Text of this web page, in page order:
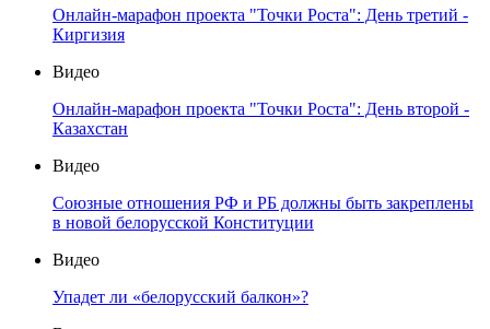
Онлайн-марафон проекта "Точки Роста": День третий -
Киргизия
Видео
Онлайн-марафон проекта "Точки Роста": День второй -
Казахстан
Видео
Союзные отношения РФ и РБ должны быть закреплены
в новой белорусской Конституции
Видео
Упадет ли «белорусский балкон»?